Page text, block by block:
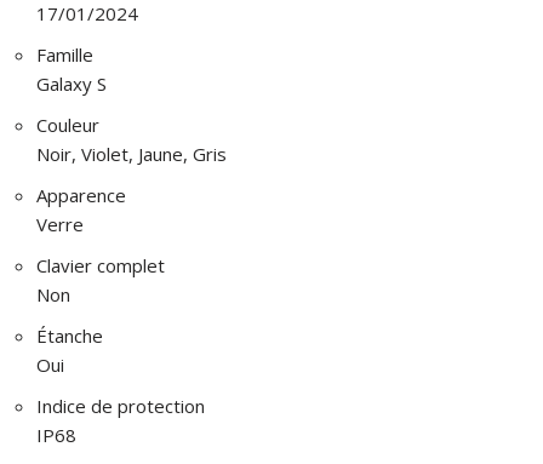
17/01/2024
Famille
Galaxy S
Couleur
Noir, Violet, Jaune, Gris
Apparence
Verre
Clavier complet
Non
Étanche
Oui
Indice de protection
IP68